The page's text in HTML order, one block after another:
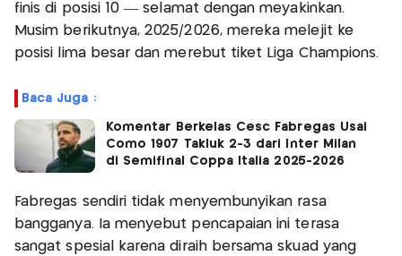
finis di posisi 10 — selamat dengan meyakinkan.
Musim berikutnya, 2025/2026, mereka melejit ke
posisi lima besar dan merebut tiket Liga Champions.
Baca Juga :
Komentar Berkelas Cesc Fabregas Usai
Como 1907 Takluk 2-3 dari Inter Milan
di Semifinal Coppa Italia 2025-2026
Fabregas sendiri tidak menyembunyikan rasa
bangganya. Ia menyebut pencapaian ini terasa
sangat spesial karena diraih bersama skuad yang